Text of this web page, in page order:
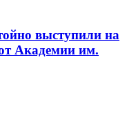
выступили на
Академии им.